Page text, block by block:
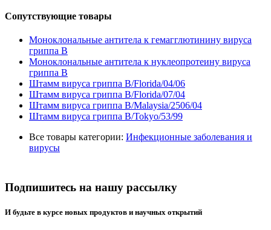
Сопутствующие товары
Моноклональные антитела к гемагглютинину вируса
гриппа B
Моноклональные антитела к нуклеопротеину вируса
гриппа B
Штамм вируса гриппа B/Florida/04/06
Штамм вируса гриппа B/Florida/07/04
Штамм вируса гриппа B/Malaysia/2506/04
Штамм вируса гриппа B/Tokyo/53/99
Все товары категории: Инфекционные заболевания и
вирусы
Подпишитесь на нашу рассылку
И будьте в курсе новых продуктов и научных открытий